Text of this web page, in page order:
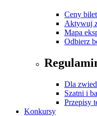
Ceny
Aktywuj
Mapa
Odbierz
Dla
Szatni i
Przepisy
Konkursy